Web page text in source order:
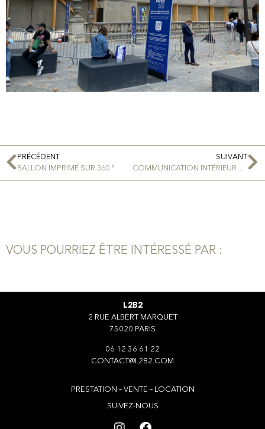
PRÉCÉDENT
BALLON IMPRIMÉ SUR 360 °
SUIVANT
COMMUNICATION INTÉRIEURE ÉVÉNEMENT CULTUREL
VOUS POURRIEZ ÊTRE INTÉRESSÉ PAR :
L2B2
2 RUE ALBERT MARQUET
75020 PARIS
06 12 36 61 22
CONTACT@L2B2.COM
PRESTATION – VENTE – LOCATION
SUIVEZ-NOUS